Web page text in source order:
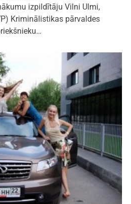
izpildītāju Vilni Ulmi,
Kriminālistikas pārvaldes